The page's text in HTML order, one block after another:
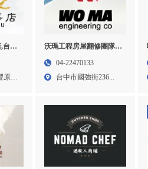
台中
教
原大
沃瑪工程房屋翻修團隊-
泥作工程,房屋拆除,台中
04-22470133
台中市國強街236...